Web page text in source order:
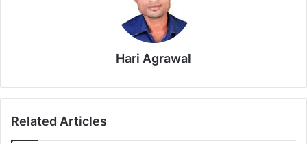
Hari Agrawal
Related Articles